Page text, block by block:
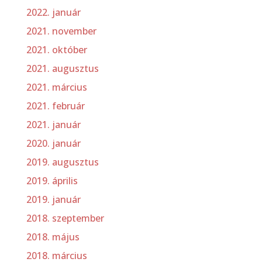
2022. január
2021. november
2021. október
2021. augusztus
2021. március
2021. február
2021. január
2020. január
2019. augusztus
2019. április
2019. január
2018. szeptember
2018. május
2018. március